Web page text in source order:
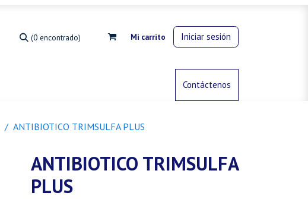
(0 encontrado) Mi carrito Iniciar sesión
Control de animalesContáctenos
ANTIBIOTICO TRIMSULFA PLUS
ANTIBIOTICO TRIMSULFA
PLUS